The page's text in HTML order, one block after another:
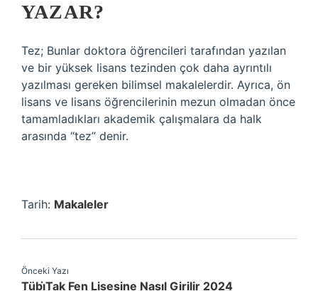
YAZAR?
Tez; Bunlar doktora öğrencileri tarafından yazılan
ve bir yüksek lisans tezinden çok daha ayrıntılı
yazılması gereken bilimsel makalelerdir. Ayrıca, ön
lisans ve lisans öğrencilerinin mezun olmadan önce
tamamladıkları akademik çalışmalara da halk
arasında “tez” denir.
Tarih: Makaleler
Önceki Yazı
Tübi̇Tak Fen Lisesine Nasıl Girilir 2024